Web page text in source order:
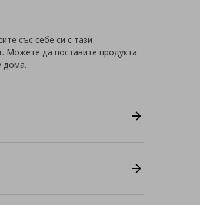
със себе си с тази
Можете да поставите продукта
дома.